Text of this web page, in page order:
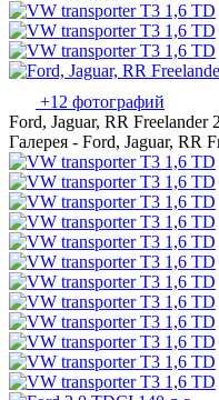
+12 фотографий
Ford, Jaguar, RR Freelander
Галерея - Ford, Jaguar, RR